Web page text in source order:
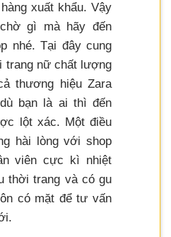
xuất khẩu. Vậy
gì mà hãy đến
nhé. Tại đây cung
trang nữ chất lượng
thương hiệu Zara
bạn là ai thì đến
lột xác. Một điều
hài lòng với shop
viên cực kì nhiệt
thời trang và có gu
có mặt để tư vấn